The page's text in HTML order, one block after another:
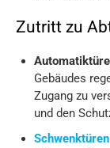
Zutritt zu
Gebäudes
Zugang zu
und den
Schwenktüren